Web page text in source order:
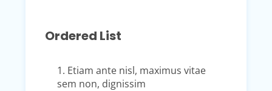
Ordered List
1. Etiam ante nisl, maximus vitae
sem non, dignissim